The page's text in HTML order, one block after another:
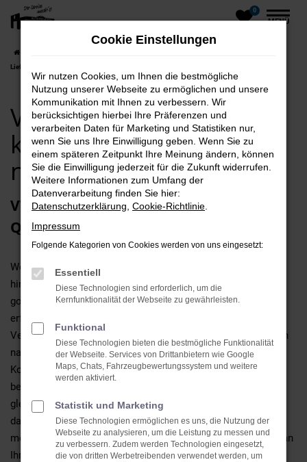
Zum
Hauptinhalt
springen
0
MENÜ
Lieferservice nach Bergen
VW T-Roc Neuwagen
kaufen mit Lieferservice
nach Bergen
VW T-Roc Neuwagen – sensationelle
Qualität für Bergen
Wer beim Autokauf in Bergen ganz sicher keine Abstriche
hinnehmen möchte, liegt mit einem VW T-Roc Neuwagen
goldrichtig. Dieses Modell gilt als qualitativ erstklassig und
erfreut zudem mit einem herausragenden Preis-Leistungs-
Verhältnis. Wir bieten unsere VW T-Roc Neuwagen für Bergen
natürlich mitsamt der Möglichkeit einer gründlichen
Konfiguration und einer umfangreichen Beratung. Konkret
bedeutet dies, dass wir Ihnen erst einmal zuhören und nicht
gleich mit dem Aufzählen der Vorteile beginnen. Wir finden,
dass ein Autokauf eine individuelle Angelegenheit ist und
möchten entsprechend erfahren, welche Anforderungen Sie an
Ihren VW T-Roc Neuwagen in Bergen stellen. Im nächsten
Cookie Einstellungen
Wir nutzen Cookies, um Ihnen die bestmögliche
Nutzung unserer Webseite zu ermöglichen und unsere
Kommunikation mit Ihnen zu verbessern. Wir
berücksichtigen hierbei Ihre Präferenzen und
verarbeiten Daten für Marketing und Statistiken nur,
wenn Sie uns Ihre Einwilligung geben. Wenn Sie zu
einem späteren Zeitpunkt Ihre Meinung ändern, können
Sie die Einwilligung jederzeit für die Zukunft widerrufen.
Weitere Informationen zum Umfang der
Datenverarbeitung finden Sie hier:
Datenschutzerklärung Cookie-Richtlinie
Impressum
Folgende Kategorien von Cookies werden von uns eingesetzt:
Essentiell
Diese Technologien sind erforderlich, um die
Kernfunktionalität der Webseite zu gewährleisten.
Funktional
Diese Technologien bieten die bestmögliche Funktionalität
der Webseite. Services von Drittanbietern wie Google
Maps, Chats, Fahrzeugbewertungssystem und weitere
werden aktiviert.
Statistik und Marketing
Diese Technologien ermöglichen es uns, die Nutzung der
Webseite zu analysieren, um die Leistung zu messen und
zu verbessern. Zudem werden Technologien eingesetzt,
die von dritten Werbetreibenden verwendet werden, um